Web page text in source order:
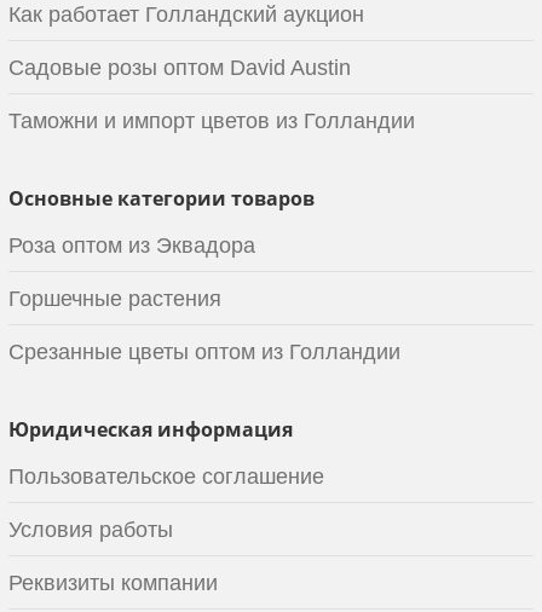
Как работает Голландский аукцион
Садовые розы оптом David Austin
Таможни и импорт цветов из Голландии
Основные категории товаров
Роза оптом из Эквадора
Горшечные растения
Срезанные цветы оптом из Голландии
Юридическая информация
Пользовательское соглашение
Условия работы
Реквизиты компании